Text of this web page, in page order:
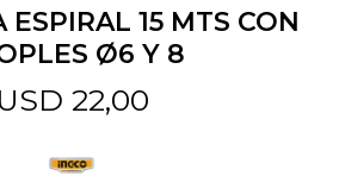
ESPIRAL 15 MTS CON
Ø6 Y 8
USD 22,00